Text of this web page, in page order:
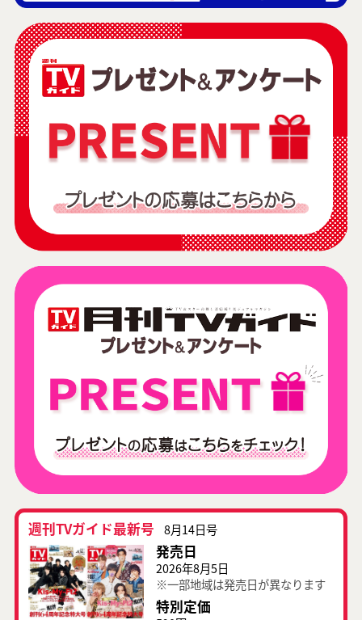
週刊TVガイド最新号 8月14日号
発売日
2026年8月5日
※一部地域は発売日が異なります
特別定価